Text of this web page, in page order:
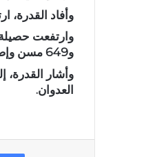
وأفاد القدرة،
و649 مسن وإصابة 26475 مواطناً منذ السابع من أكتوبر الماضي.
العدوان.